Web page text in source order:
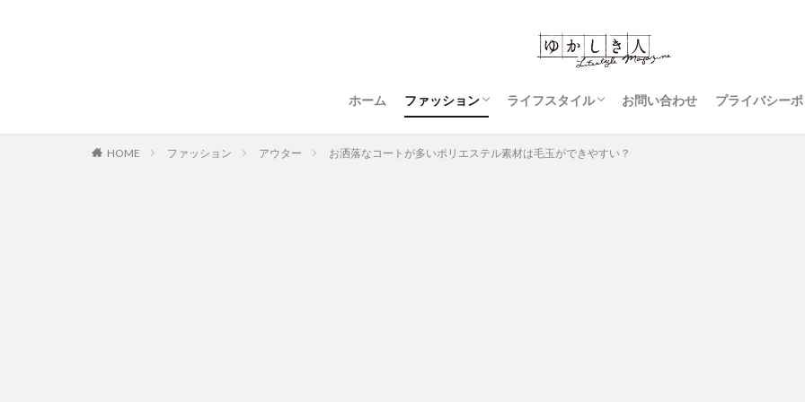
ホーム ファッション
コーディネート
ジーンズ
スカート
レディースファッション
豆知識
アウター
ライフスタイル
衣類のお手入れ
裁縫
お問い合わせ プライバシー
HOME ファッション アウター お洒落なコートが多いポリエステル素材は毛玉ができやすい？